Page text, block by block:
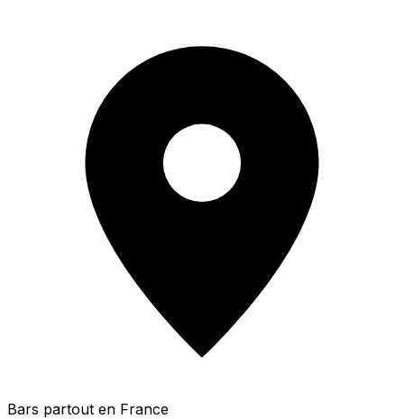
Bars partout en France